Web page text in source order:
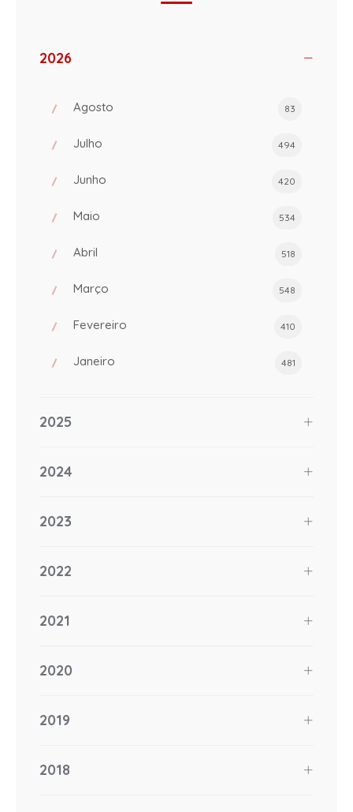
2026
Agosto 83
Julho 494
Junho 420
Maio 534
Abril 518
Março 548
Fevereiro 410
Janeiro 481
2025
2024
2023
2022
2021
2020
2019
2018